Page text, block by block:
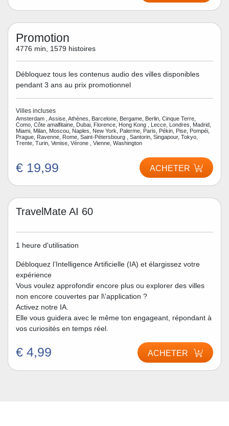
Promotion
4776 min, 1579 histoires
Débloquez tous les contenus audio des villes disponibles
pendant 3 ans au prix promotionnel
Villes incluses
Amsterdam , Assise, Athènes, Barcelone, Bergame, Berlin, Cinque Terre,
Como, Côte amalfitaine, Dubai, Florence, Hong Kong , Lecce, Londres, Madrid,
Miami, Milan, Moscou, Naples, New York, Palerme, Paris, Pékin, Pise, Pompéi,
Prague, Ravenne, Rome, Saint-Pétersbourg , Santorin, Singapour, Tokyo,
Trente, Turin, Venise, Vérone , Vienne, Washington
€ 19,99 ACHETER
TravelMate AI 60
1 heure d'utilisation
Débloquez l’Intelligence Artificielle (IA) et élargissez votre
expérience
Vous voulez approfondir encore plus ou explorer des villes
non encore couvertes par l\'application ?
Activez notre IA.
Elle vous guidera avec le même ton engageant, répondant à
vos curiosités en temps réel.
€ 4,99 ACHETER